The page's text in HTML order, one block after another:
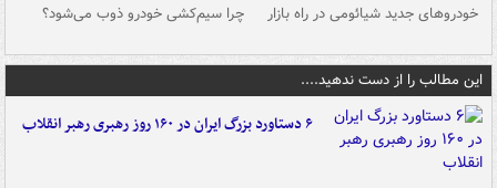
خودروهای جدید شیائومی در راه بازار چرا سیم‌کشی خودرو ذوب می‌شود؟
این مطالب را از دست ندهید....
۶ دستاورد بزرگ ایران در ۱۶۰ روز رهبری رهبر انقلاب